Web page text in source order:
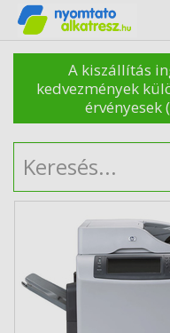
A kiszállítás
kedvezmények
érvényesek